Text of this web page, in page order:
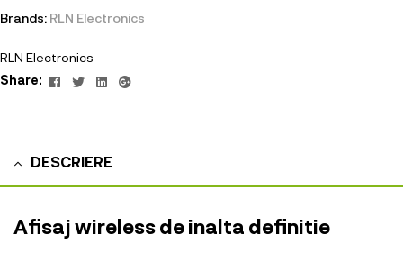
Brands: RLN Electronics
RLN Electronics
Share:
Facebook
TwitterLinkedin
Google+
DESCRIERE
Afisaj wireless de inalta definitie